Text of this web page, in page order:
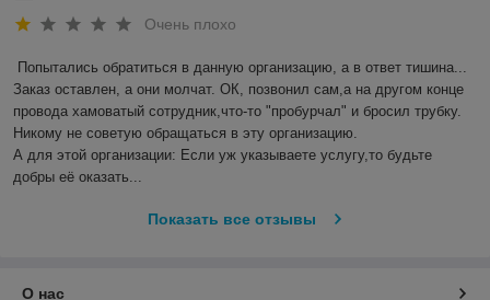
Очень плохо
Попытались обратиться в данную организацию, а в ответ тишина...
Заказ оставлен, а они молчат. ОК, позвонил сам,а на другом конце
провода хамоватый сотрудник,что-то "пробурчал" и бросил трубку.
Никому не советую обращаться в эту организацию.
А для этой организации: Если уж указываете услугу,то будьте
добры её оказать...
Показать все отзывы
О нас